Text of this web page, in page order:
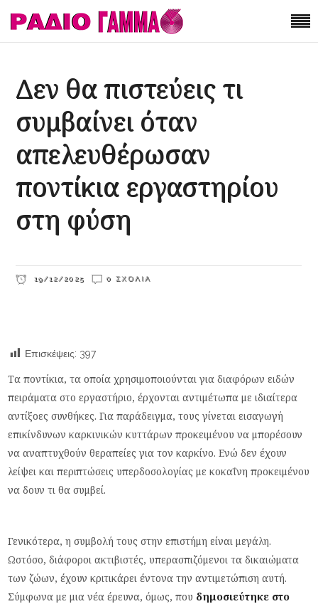
Δεν θα πιστεύεις τι
συμβαίνει όταν
απελευθέρωσαν
ποντίκια εργαστηρίου
στη φύση
19/12/2025 0 ΣΧΌΛΙΑ
Επισκέψεις: 397
Τα ποντίκια, τα οποία χρησιμοποιούνται για διαφόρων ειδών
πειράματα στο εργαστήριο, έρχονται αντιμέτωπα με ιδιαίτερα
αντίξοες συνθήκες. Για παράδειγμα, τους γίνεται εισαγωγή
επικίνδυνων καρκινικών κυττάρων προκειμένου να μπορέσουν
να αναπτυχθούν θεραπείες για τον καρκίνο. Ενώ δεν έχουν
λείψει και περιπτώσεις υπερδοσολογίας με κοκαΐνη προκειμένου
να δουν τι θα συμβεί.
Γενικότερα, η συμβολή τους στην επιστήμη είναι μεγάλη.
Ωστόσο, διάφοροι ακτιβιστές, υπερασπιζόμενοι τα δικαιώματα
των ζώων, έχουν κριτικάρει έντονα την αντιμετώπιση αυτή.
Σύμφωνα με μια νέα έρευνα, όμως, που δημοσιεύτηκε στο